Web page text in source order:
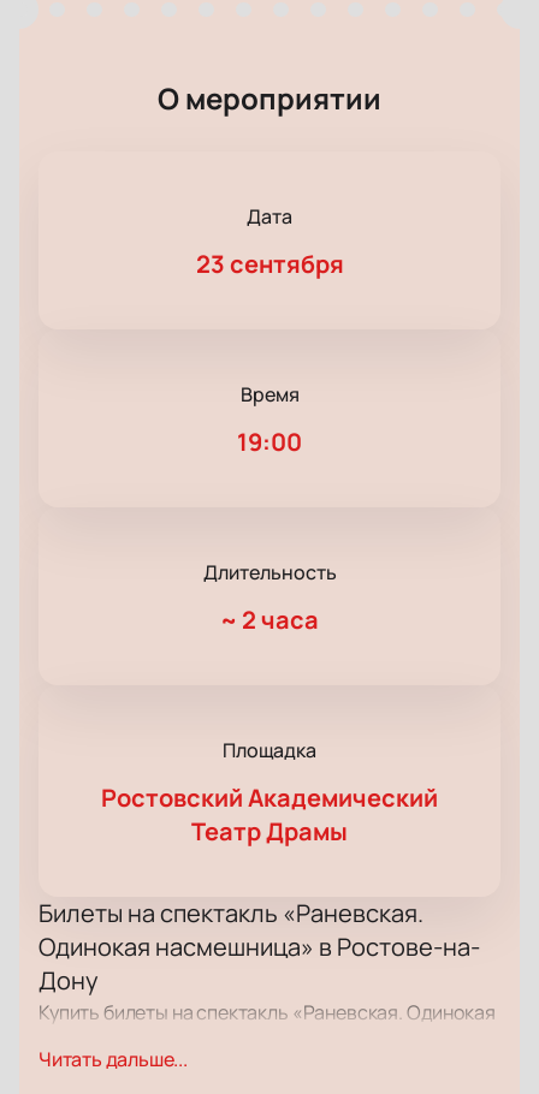
О мероприятии
Дата
23 сентября
Время
19:00
Длительность
~ 2 часа
Площадка
Ростовский Академический
Театр Драмы
Билеты на спектакль «Раневская.
Одинокая насмешница» в Ростове-на-
Дону
Купить билеты на спектакль «Раневская. Одинокая
театральное событие, посвящённое Фаине
Читать дальше...